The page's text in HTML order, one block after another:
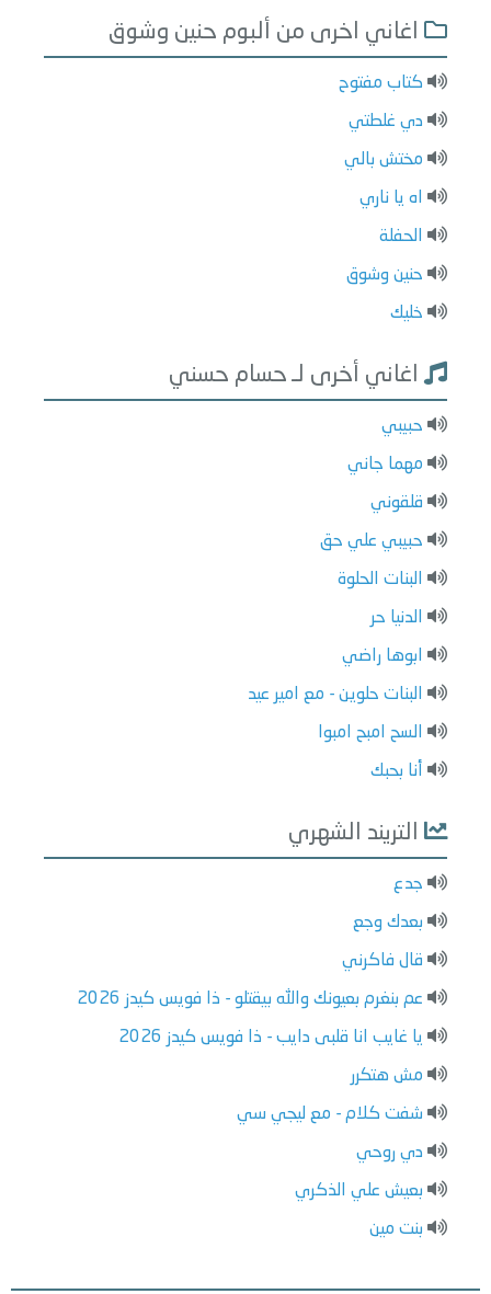
اغاني اخرى من ألبوم حنين وشوق
كتاب مفتوح
دي غلطتي
مختش بالي
اه يا ناري
الحفلة
حنين وشوق
خليك
اغاني أخرى لـ حسام حسني
حبيبي
مهما جاني
قلقوني
حبيبي علي حق
البنات الحلوة
الدنيا حر
ابوها راضي
البنات حلوين - مع امير عيد
السح امبح امبوا
أنا بحبك
التريند الشهري
جدع
بعدك وجع
قال فاكرني
عم بنغرم بعيونك والله بيقتلو - ذا فويس كيدز 2026
يا غايب انا قلبى دايب - ذا فويس كيدز 2026
مش هتكرر
شفت كلام - مع ليجي سي
دي روحي
بعيش علي الذكري
بنت مين